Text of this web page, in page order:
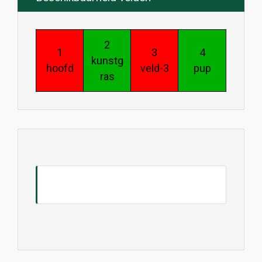
1
hoofd
2
kunstg
ras
3
veld-3
4
pup